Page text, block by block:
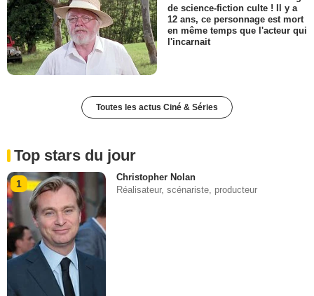
de science-fiction culte ! Il y a
12 ans, ce personnage est mort
en même temps que l'acteur qui
l'incarnait
Toutes les actus Ciné & Séries
Top stars du jour
1
Christopher Nolan
Réalisateur, scénariste, producteur